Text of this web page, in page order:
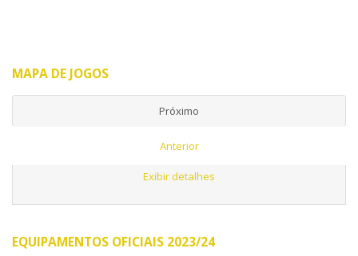
MAPA DE JOGOS
Próximo
Anterior
Exibir detalhes
EQUIPAMENTOS OFICIAIS 2023/24